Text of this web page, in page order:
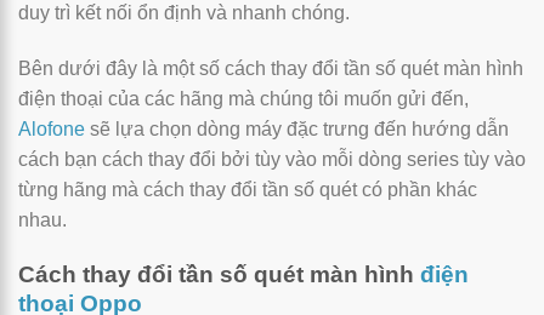
duy trì kết nối ổn định và nhanh chóng.
Bên dưới đây là một số cách thay đổi tần số quét màn hình
điện thoại của các hãng mà chúng tôi muốn gửi đến,
Alofone sẽ lựa chọn dòng máy đặc trưng đến hướng dẫn
cách bạn cách thay đổi bởi tùy vào mỗi dòng series tùy vào
từng hãng mà cách thay đổi tần số quét có phần khác
nhau.
Cách thay đổi tần số quét màn hình điện
thoại Oppo